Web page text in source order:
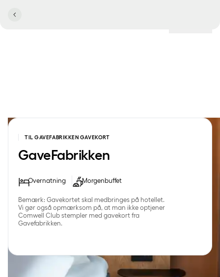
TIL GAVEFABRIKKEN GAVEKORT
GaveFabrikken
Overnatning Morgenbuffet
Bemærk: Gavekortet skal medbringes på hotellet.
Vi gør også opmærksom på, at man ikke optjener
Comwell Club stempler med gavekort fra
Gavefabrikken.
Lækkert ophold for to